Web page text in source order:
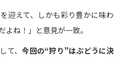
迎えて、しかも彩り豊かに味わ
よね！」と意見が一致。
て、今回の“狩り”はぶどうに決